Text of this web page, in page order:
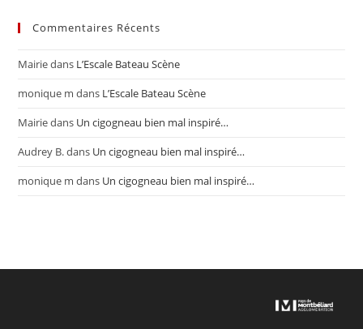
Commentaires Récents
Mairiedans L’Escale Bateau Scène
monique m dans L’Escale Bateau Scène
Mairiedans Un cigogneau bien mal inspiré…
Audrey B.dans Un cigogneau bien mal inspiré…
monique m dans Un cigogneau bien mal inspiré…